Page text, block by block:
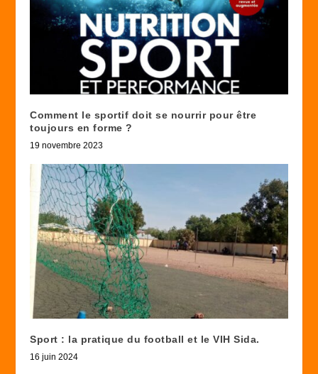
Comment le sportif doit se nourrir pour être
toujours en forme ?
19 novembre 2023
Sport : la pratique du football et le VIH Sida.
16 juin 2024